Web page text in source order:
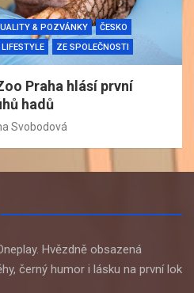
& POZVÁNKY
ČESKO
LIFESTYLE ZE SPOLEČNOSTI
Praha hlásí první
hadů
Svobodová
Hvězdně obsazená
černý humor i lásku na první lok